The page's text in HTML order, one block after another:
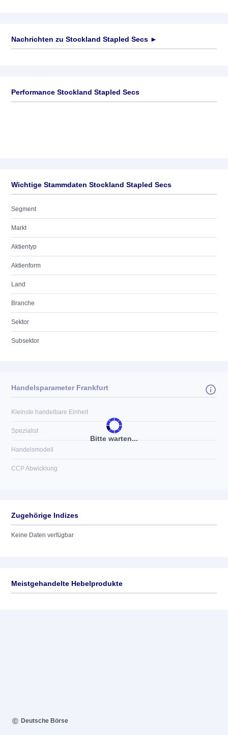
Nachrichten zu Stockland Stapled Secs ►
Performance Stockland Stapled Secs
Wichtige Stammdaten Stockland Stapled Secs
Segment
Markt
Aktientyp
Aktienform
Land
Branche
Sektor
Subsektor
Bitte warten...
Handelsparameter Frankfurt
Kleinste handelbare Einheit
Spezialist
Handelsmodell
CCP Abwicklung
Zugehörige Indizes
Keine Daten verfügbar
Meistgehandelte Hebelprodukte
Deutsche Börse